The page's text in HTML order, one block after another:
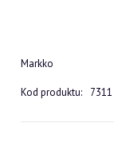
Markko
Kod produktu: 7311